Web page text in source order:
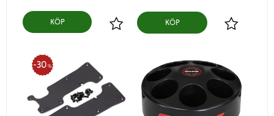
Lägg till i favoriter Lägg till i
KÖP
30 %